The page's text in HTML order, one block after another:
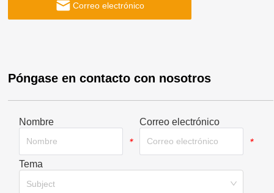
Correo electrónico
Póngase en contacto con nosotros
Nombre
*
Correo electrónico
*
Tema
Subject